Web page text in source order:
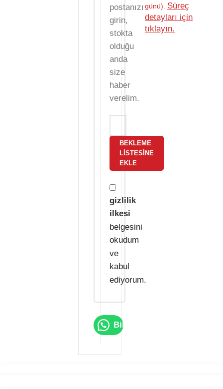
postanızı
girin,
stokta
olduğu
anda
size
haber
verelim.
BEKLEME
LISTESINE
EKLE
gizlilik
ilkesi
belgesini
okudum
ve
kabul
ediyorum.
Bilgi Al
günü). Süreç
detayları için
tıklayın.